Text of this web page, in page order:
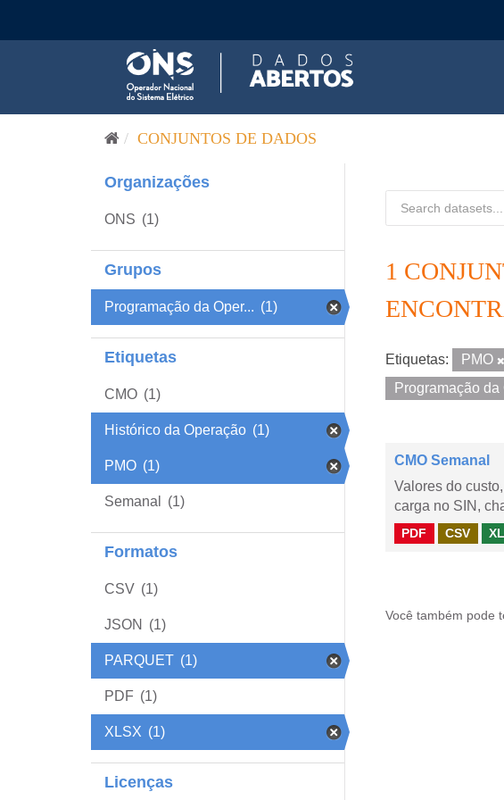
CONJUNTOS DE DADOS
Organizações
ONS (1)
Grupos
Programação da Oper... (1)
Etiquetas
CMO (1)
Histórico da Operação (1)
PMO (1)
Semanal (1)
Formatos
CSV (1)
JSON (1)
PARQUET (1)
PDF (1)
XLSX (1)
Licenças
1
Etiquetas: PMO
Programação da
CMO Semanal
Valores do
carga no SIN,
PDF CSV
Você também pode